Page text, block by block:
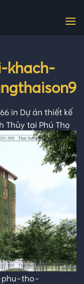
khach-
in Dự án thiết kế
Thủy tại Phú Thọ
tho-